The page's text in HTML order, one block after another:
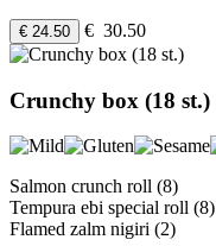
€ 24.50 € 30.50
Crunchy box (18 st.)
Salmon crunch roll (8)
Tempura ebi special roll (8)
Flamed zalm nigiri (2)